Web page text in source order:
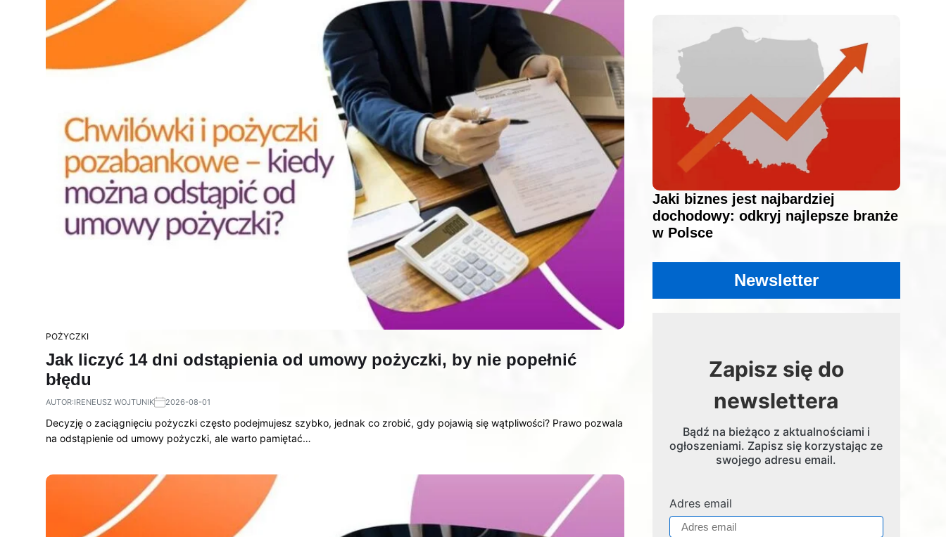
POŻYCZKI
Jak liczyć 14 dni odstąpienia od umowy pożyczki, by nie popełnić
błędu
AUTOR:IRENEUSZ WOJTUNIK 2026-08-01
Decyzję o zaciągnięciu pożyczki często podejmujesz szybko, jednak co zrobić, gdy pojawią się wątpliwości? Prawo pozwala
na odstąpienie od umowy pożyczki, ale warto pamiętać…
Jaki biznes jest najbardziej
dochodowy: odkryj najlepsze branże
w Polsce
Newsletter
Zapisz się do
newslettera
Bądź na bieżąco z aktualnościami i
ogłoszeniami. Zapisz się korzystając ze
swojego adresu email.
Adres email